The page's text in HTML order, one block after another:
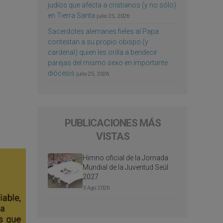
judíos que afecta a cristianos (y no sólo)
en Tierra Santa julio 25, 2026
Sacerdotes alemanes fieles al Papa
contestan a su propio obispo (y
cardenal) quien les orilla a bendecir
parejas del mismo sexo en importante
diócesis julio 25, 2026
PUBLICACIONES MÁS
VISTAS
Himno oficial de la Jornada
Mundial de la Juventud Seúl
2027
3 Ago 2026